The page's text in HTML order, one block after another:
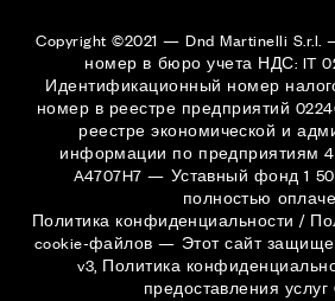
Copyright ©2021 — Dnd Martinelli
номер в бюро учета НДС: IT
Идентификационный номер
номер в реестре предприятий
реестре экономической и
информации по предприятиям
A4707H7 — Уставный фонд 1
полностью
Политика конфиденциальности /
cookie-файлов — Этот сайт
v3, Политика
предоставления услуг